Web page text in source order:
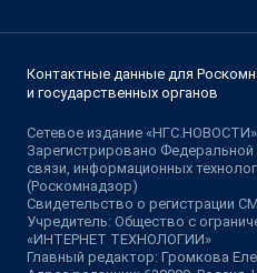
Контактные данные для
и государственных органов
Сетевое издание
Зарегистрировано
связи, информационных
(Роскомнадзор)
Свидетельство о регистрации
Учредитель: Общество с
«ИНТЕРНЕТ ТЕХНОЛОГИИ»
Главный редактор: Громкова